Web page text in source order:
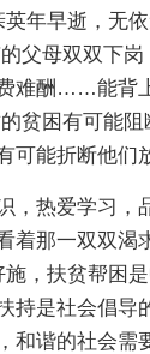
年早逝，无
父母双双下
难酬……能背
贫困有可能
可能折断他们
，热爱学习，
着那一双双渴
，扶贫帮困
持是社会倡导
和谐的社会需